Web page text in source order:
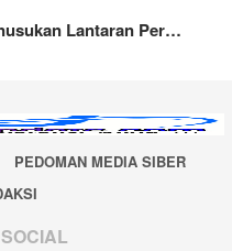
Lantaran Per…
PEDOMAN MEDIA SIBER